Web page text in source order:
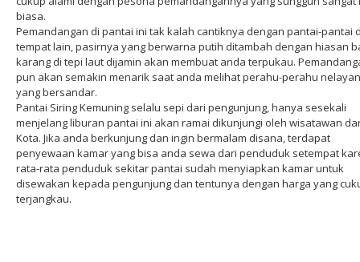
biasa.
Pemandangan di pantai ini tak kalah cantiknya dengan pantai-pantai
tempat lain, pasirnya yang berwarna putih ditambah dengan hiasan
karang di tepi laut dijamin akan membuat anda terpukau.
pun akan semakin menarik saat anda melihat perahu-perahu nelayan
yang bersandar.
Pantai Siring Kemuning selalu sepi dari pengunjung, hanya sesekali
menjelang liburan pantai ini akan ramai dikunjungi oleh wisatawan
Kota. Jika anda berkunjung dan ingin bermalam disana, terdapat
penyewaan kamar yang bisa anda sewa dari penduduk setempat
rata-rata penduduk sekitar pantai sudah menyiapkan kamar untuk
disewakan kepada pengunjung dan tentunya dengan harga yang
terjangkau.